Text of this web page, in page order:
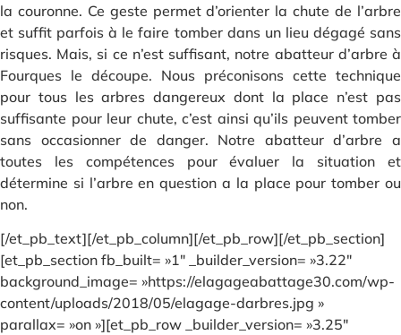
la couronne. Ce geste permet d’orienter la chute de l’arbre
et suffit parfois à le faire tomber dans un lieu dégagé sans
risques. Mais, si ce n’est suffisant, notre abatteur d’arbre à
Fourques le découpe. Nous préconisons cette technique
pour tous les arbres dangereux dont la place n’est pas
suffisante pour leur chute, c’est ainsi qu’ils peuvent tomber
sans occasionner de danger. Notre abatteur d’arbre a
toutes les compétences pour évaluer la situation et
détermine si l’arbre en question a la place pour tomber ou
non.
[/et_pb_text][/et_pb_column][/et_pb_row][/et_pb_section]
[et_pb_section fb_built= »1″ _builder_version= »3.22″
background_image= »https://elagageabattage30.com/wp-
content/uploads/2018/05/elagage-darbres.jpg »
parallax= »on »][et_pb_row _builder_version= »3.25″